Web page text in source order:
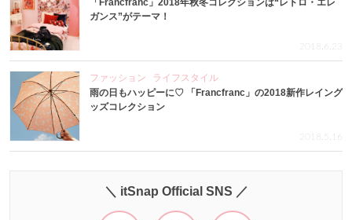
「Francfranc」2018年秋冬コレクションは“レトロ・エレ
ガンス”がテーマ！
2018.6.23
ファッション
ライフスタイル
雨の日もハッピーに♡ 「Francfranc」の2018新作レイング
ッズコレクション
2018.5.16
＼ itSnap Official SNS ／